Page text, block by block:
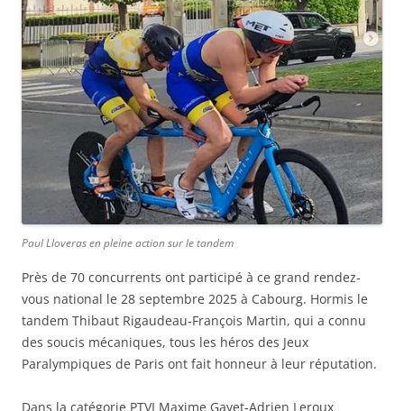
Paul Lloveras en pleine action sur le tandem
Près de 70 concurrents ont participé à ce grand rendez-
vous national le 28 septembre 2025 à Cabourg. Hormis le
tandem Thibaut Rigaudeau-François Martin, qui a connu
des soucis mécaniques, tous les héros des Jeux
Paralympiques de Paris ont fait honneur à leur réputation.
Dans la catégorie PTVI Maxime Gayet-Adrien Leroux